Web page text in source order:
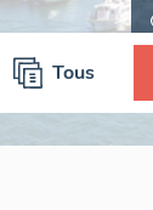
Tous